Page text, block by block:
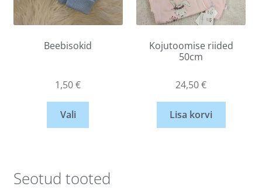
Beebisokid
1,50€
Vali
Kojutoomise riided
50cm
24,50€
Lisa korvi
Seotud tooted